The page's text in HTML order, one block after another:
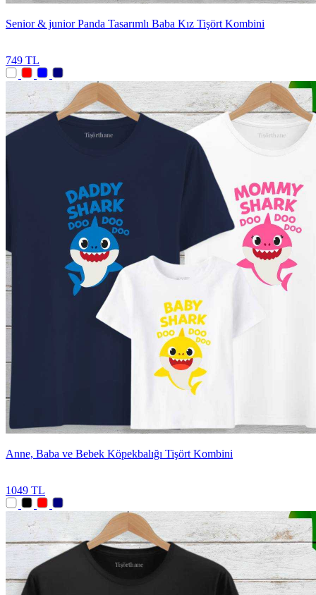
Senior & junior Panda Tasarımlı Baba Kız Tişört Kombini
749 TL
Anne, Baba ve Bebek Köpekbalığı Tişört Kombini
1049 TL